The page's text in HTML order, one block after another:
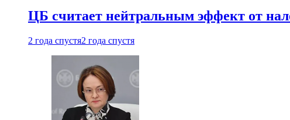
ЦБ считает нейтральным эффект от
2 года спустя2 года спустя